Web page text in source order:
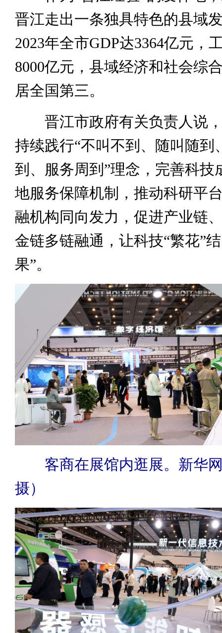
晋江走出一条独具特色的县域
2023年全市GDP达3364亿元，
8000亿元，县域经济和社会综
居全国第三。
晋江市政府有关负责人说，
持续践行“不叫不到、随叫随到
到、服务周到”理念，完善科技
地服务保障机制，推动科研平
融机构同向发力，促进产业链
金链多链融通，让科技“繁花”
果”。
客商在展馆内逛展。新华
摄）